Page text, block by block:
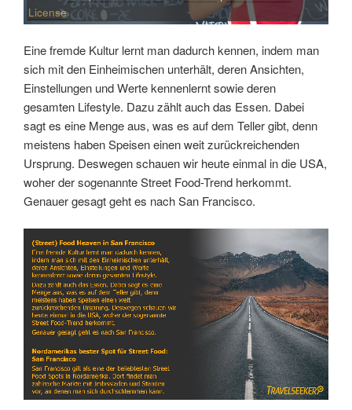
License
Eine fremde Kultur lernt man dadurch kennen, indem man
sich mit den Einheimischen unterhält, deren Ansichten,
Einstellungen und Werte kennenlernt sowie deren
gesamten Lifestyle. Dazu zählt auch das Essen. Dabei
sagt es eine Menge aus, was es auf dem Teller gibt, denn
meistens haben Speisen einen weit zurückreichenden
Ursprung. Deswegen schauen wir heute einmal in die USA,
woher der sogenannte Street Food-Trend herkommt.
Genauer gesagt geht es nach San Francisco.
Link Embed